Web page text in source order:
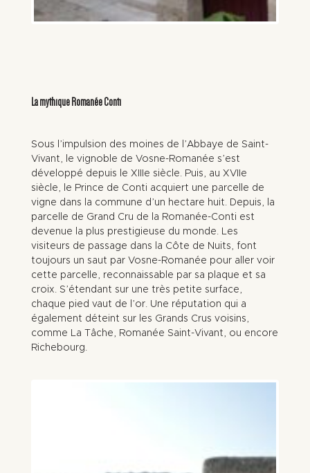
La mythique Romanée Conti
Sous l’impulsion des moines de l’Abbaye de Saint-
Vivant, le vignoble de Vosne-Romanée s’est
développé depuis le XIIIe siècle. Puis, au XVIIe
siècle, le Prince de Conti acquiert une parcelle de
vigne dans la commune d’un hectare huit. Depuis, la
parcelle de Grand Cru de la Romanée-Conti est
devenue la plus prestigieuse du monde. Les
visiteurs de passage dans la Côte de Nuits, font
toujours un saut par Vosne-Romanée pour aller voir
cette parcelle, reconnaissable par sa plaque et sa
croix. S’étendant sur une très petite surface,
chaque pied vaut de l’or. Une réputation qui a
également déteint sur les Grands Crus voisins,
comme La Tâche, Romanée Saint-Vivant, ou encore
Richebourg.